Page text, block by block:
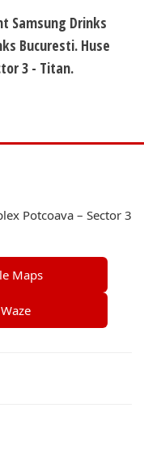
Samsung Drinks
Bucuresti. Huse
3 - Titan.
Potcoava – Sector 3
Maps